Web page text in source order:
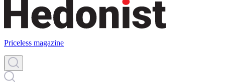
Priceless magazine